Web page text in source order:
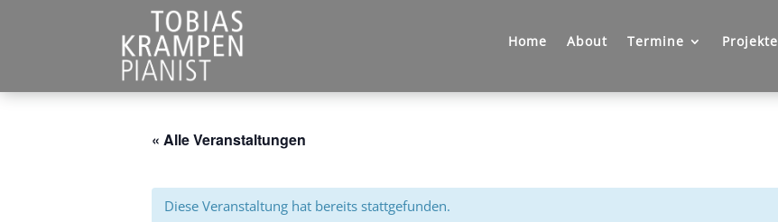
Home About Termine Projekte
« Alle Veranstaltungen
Diese Veranstaltung hat bereits stattgefunden.